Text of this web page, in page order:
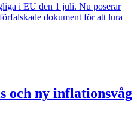
i EU den 1 juli. Nu poserar
dokument för att lura
och ny inflationsvåg